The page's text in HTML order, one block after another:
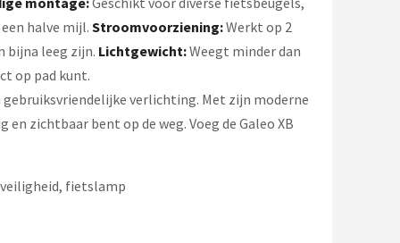
halve mijl. Stroomvoorziening:Werkt op 2
bijna leeg zijn. Lichtgewicht:Weegt minder dan
op pad kunt.
gebruiksvriendelijke verlichting. Met zijn moderne
zichtbaar bent op de weg. Voeg de Galeo XB
fietslamp